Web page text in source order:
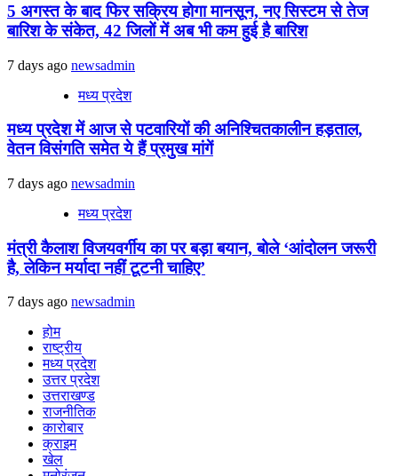
5 अगस्त के बाद फिर सक्रिय होगा मानसून, नए सिस्टम से तेज
बारिश के संकेत, 42 जिलों में अब भी कम हुई है बारिश
7 days ago newsadmin
मध्य प्रदेश
मध्य प्रदेश में आज से पटवारियों की अनिश्चितकालीन हड़ताल,
वेतन विसंगति समेत ये हैं प्रमुख मांगें
7 days ago newsadmin
मध्य प्रदेश
मंत्री कैलाश विजयवर्गीय का पर बड़ा बयान, बोले ‘आंदोलन जरूरी
है, लेकिन मर्यादा नहीं टूटनी चाहिए’
7 days ago newsadmin
होम
राष्ट्रीय
मध्य प्रदेश
उत्तर प्रदेश
उत्तराखण्ड
राजनीतिक
कारोबार
क्राइम
खेल